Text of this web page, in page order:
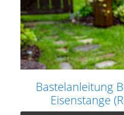
Bastelanleitung
Eisenstange